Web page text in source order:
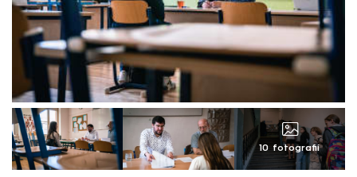
10 fotografií